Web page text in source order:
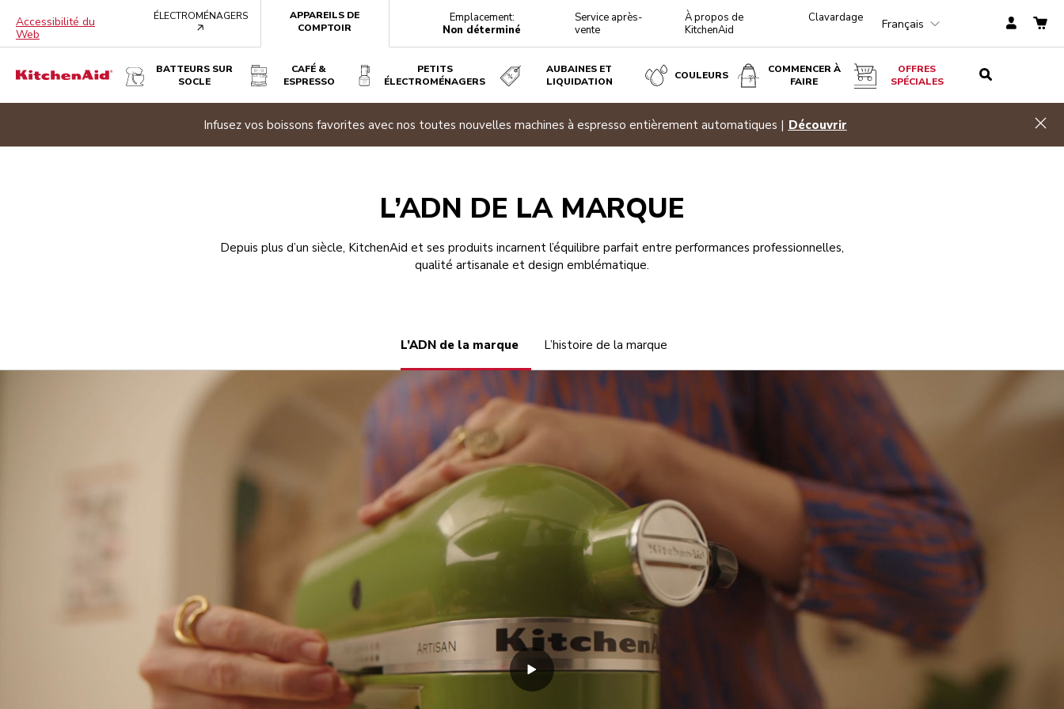
Accessibilité du
Web
ÉLECTROMÉNAGERS
APPAREILS DE
COMPTOIR
Emplacement:
Non déterminé
Service après-
vente
À propos de
KitchenAid
Clavardage Français
BATTEURS SUR
SOCLE
CAFÉ &
ESPRESSO
PETITS
ÉLECTROMÉNAGERS
AUBAINES ET
LIQUIDATION
COULEURS
COMMENCER À
FAIRE
OFFRES
SPÉCIALES
Infusez vos boissons favorites avec nos toutes nouvelles machines à espresso entièrement automatiques | Découvrir
L’ADN DE LA MARQUE
Depuis plus d’un siècle, KitchenAid et ses produits incarnent l’équilibre parfait entre performances professionnelles,
qualité artisanale et design emblématique.
L’ADN de la marque L’histoire de la marque